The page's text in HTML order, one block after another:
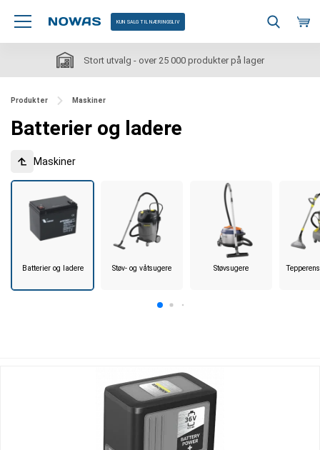
KUN SALG TIL NÆRINGSLIV
Stort utvalg - over 25 000 produkter på lager
Produkter Maskiner
Batterier og ladere
Maskiner
Batterier og ladere Støv- og våtsugere Støvsugere